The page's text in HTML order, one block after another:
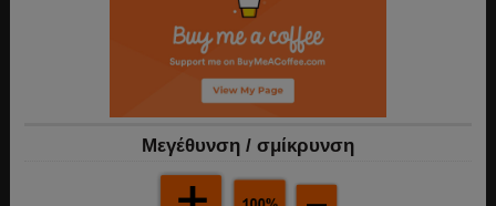
Mεγέθυνση / σμίκρυνση